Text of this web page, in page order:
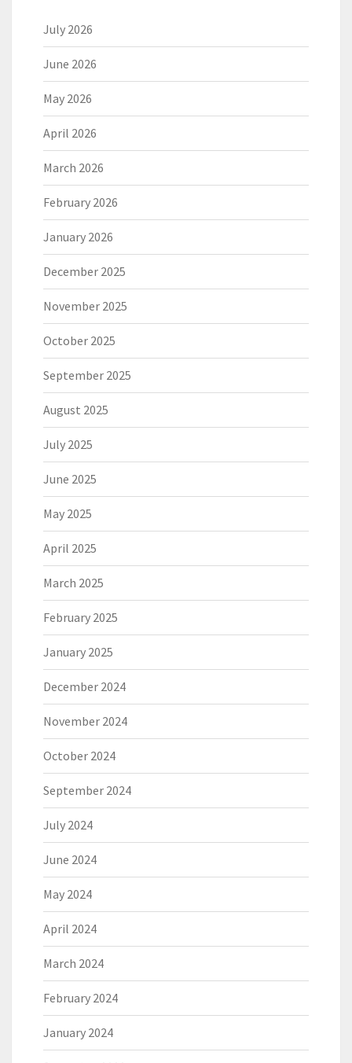
July 2026
June 2026
May 2026
April 2026
March 2026
February 2026
January 2026
December 2025
November 2025
October 2025
September 2025
August 2025
July 2025
June 2025
May 2025
April 2025
March 2025
February 2025
January 2025
December 2024
November 2024
October 2024
September 2024
July 2024
June 2024
May 2024
April 2024
March 2024
February 2024
January 2024